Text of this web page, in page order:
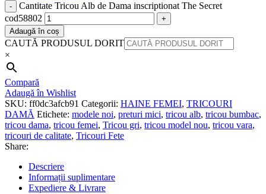
Cantitate Tricou Alb de Dama inscriptionat The Secret
cod58802
Adaugă în coș
CAUTĂ PRODUSUL DORIT
×
Compară
Adaugă în Wishlist
SKU: ff0dc3afcb91 Categorii: HAINE FEMEI, TRICOURI
DAMĂ Etichete: modele noi, preturi mici, tricou alb, tricou bumbac,
tricou dama, tricou femei, Tricou gri, tricou model nou, tricou vara,
tricouri de calitate, Tricouri Fete
Share:
Descriere
Informații suplimentare
Expediere & Livrare